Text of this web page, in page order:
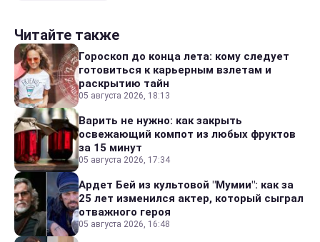
Читайте также
Гороскоп до конца лета: кому следует
готовиться к карьерным взлетам и
раскрытию тайн
05 августа 2026, 18:13
Варить не нужно: как закрыть
освежающий компот из любых фруктов
за 15 минут
05 августа 2026, 17:34
Ардет Бей из культовой "Мумии": как за
25 лет изменился актер, который сыграл
отважного героя
05 августа 2026, 16:48